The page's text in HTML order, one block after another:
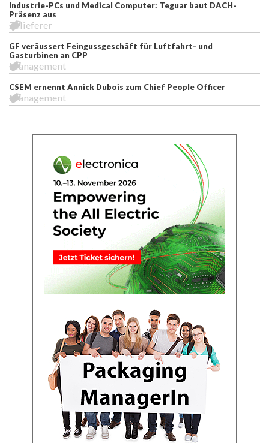
Industrie-PCs und Medical Computer: Teguar baut DACH-
Präsenz aus
Zulieferer
GF veräussert Feingussgeschäft für Luftfahrt- und
Gasturbinen an CPP
Management
CSEM ernennt Annick Dubois zum Chief People Officer
Management